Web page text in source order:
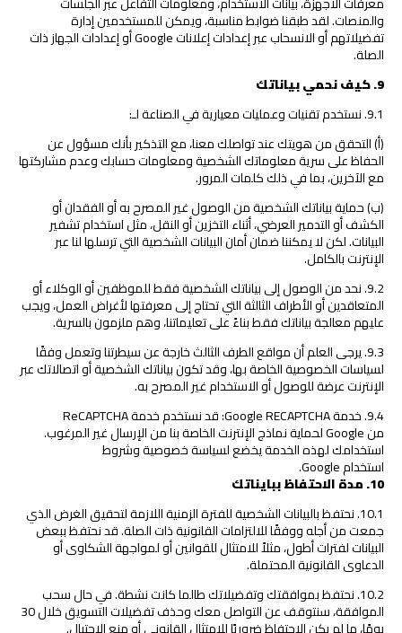
والمنصات. لقد طبقنا ضوابط مناسبة، ويمكن للمستخدمين إدارة
تفضيلاتهم أو الانسحاب عبر إعدادات إعلانات Google أو إعدادات الجهاز ذات
الصلة.
9
.كيف نحمي بياناتك
9.1. نستخدم تقنيات وعمليات معيارية في الصناعة لـ:
(أ) التحقق من هويتك عند تواصلك معنا، مع التذكير بأنك مسؤول عن
الحفاظ على سرية معلوماتك الشخصية ومعلومات حسابك وعدم مشاركتها
مع الآخرين، بما في ذلك كلمات المرور.
(ب) حماية بياناتك الشخصية من الوصول غير المصرح به أو الفقدان أو
الكشف أو التدمير العرضي، أثناء التخزين أو النقل، مثل استخدام تشفير
البيانات. لكن لا يمكننا ضمان أمان البيانات الشخصية التي ترسلها لنا عبر
الإنترنت بالكامل.
9.2. نحد من الوصول إلى بياناتك الشخصية فقط للموظفين أو الوكلاء أو
المتعاقدين أو الأطراف الثالثة التي تحتاج إلى معرفتها لأغراض العمل، ويجب
عليهم معالجة بياناتك فقط بناءً على تعليماتنا، وهم ملزمون بالسرية.
9.3. يرجى العلم أن مواقع الطرف الثالث خارجة عن سيطرتنا وتعمل وفقًا
لسياسات الخصوصية الخاصة بها، وقد تكون بياناتك الشخصية أو اتصالاتك عبر
الإنترنت عرضة للوصول أو الاستخدام غير المصرح به.
9.4. خدمة Google RECAPTCHA: قد نستخدم خدمة ReCAPTCHA
من Google لحماية نماذج الإنترنت الخاصة بنا من الإرسال غير المرغوب.
استخدامك لهذه الخدمة يخضع لسياسة خصوصية وشروط
استخدام Google.
10
.مدة الاحتفاظ ببايناتك
10.1. نحتفظ بالبيانات الشخصية للفترة الزمنية اللازمة لتحقيق الغرض الذي
جمعت من أجله ووفقًا للالتزامات القانونية ذات الصلة. قد نحتفظ ببعض
البيانات لفترات أطول، مثلاً للامتثال للقوانين أو لمواجهة الشكاوى أو
الدعاوى القانونية المحتملة.
10.2. نحتفظ بموافقتك وتفضيلاتك طالما كانت نشطة. في حال سحب
الموافقة، سنتوقف عن التواصل معك وحذف تفضيلات التسويق خلال 30
يومًا، ما لم يكن الاحتفاظ ضروريًا للامتثال القانوني أو منع الاحتيال.